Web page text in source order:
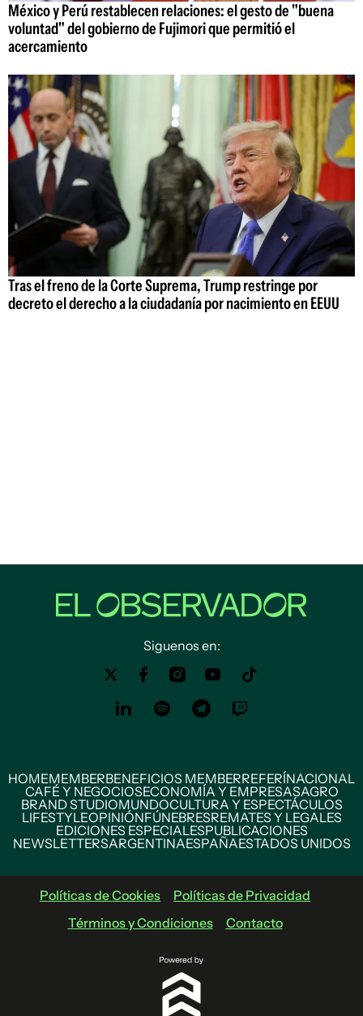
México y Perú restablecen relaciones: el gesto de "buena
voluntad" del gobierno de Fujimori que permitió el
acercamiento
Tras el freno de la Corte Suprema, Trump restringe por
decreto el derecho a la ciudadanía por nacimiento en EEUU
Siguenos en:
HOMEMEMBERBENEFICIOS MEMBERREFERÍNACIONAL
CAFÉ Y NEGOCIOSECONOMÍA Y EMPRESASAGRO
BRAND STUDIOMUNDOCULTURA Y ESPECTÁCULOS
LIFESTYLEOPINIÓNFÚNEBRESREMATES Y LEGALES
EDICIONES ESPECIALESPUBLICACIONES
NEWSLETTERSARGENTINAESPAÑAESTADOS UNIDOS
Políticas de Cookies
Políticas de Privacidad
Términos y Condiciones
Contacto